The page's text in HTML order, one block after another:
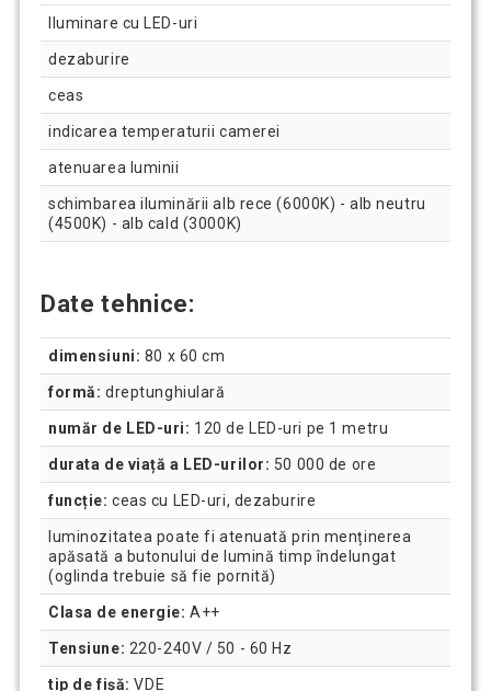
Iluminare cu LED-uri
dezaburire
ceas
indicarea temperaturii camerei
atenuarea luminii
schimbarea iluminării alb rece (6000K) - alb neutru
(4500K) - alb cald (3000K)
Date tehnice:
dimensiuni: 80 x 60 cm
formă: dreptunghiulară
număr de LED-uri: 120 de LED-uri pe 1 metru
durata de viață a LED-urilor: 50 000 de ore
funcție: ceas cu LED-uri, dezaburire
luminozitatea poate fi atenuată prin menținerea
apăsată a butonului de lumină timp îndelungat
(oglinda trebuie să fie pornită)
Clasa de energie: A++
Tensiune: 220-240V / 50 - 60 Hz
tip de fișă: VDE